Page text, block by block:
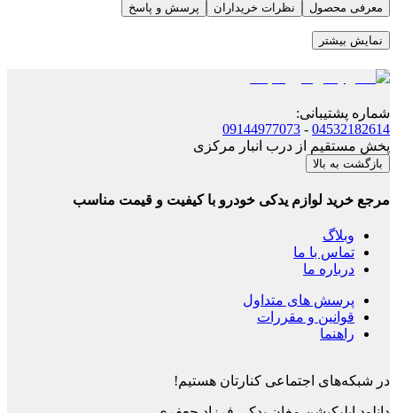
معرفی محصول نظرات خریداران پرسش و پاسخ
نمایش بیشتر
شماره پشتیبانی:
04532182614
-
09144977073
پخش مستقیم از درب انبار مرکزی
بازگشت به بالا
مرجع خرید لوازم یدکی خودرو با کیفیت و قیمت مناسب
وبلاگ
تماس با ما
درباره ما
پرسش های متداول
قوانین و مقررات
راهنما
در شبکه‌های اجتماعی کنارتان هستیم!